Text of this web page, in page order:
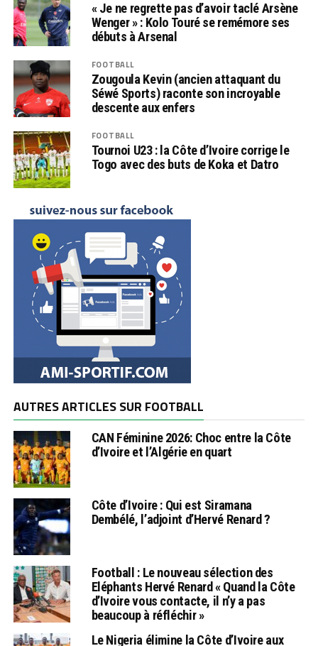
« Je ne regrette pas d’avoir taclé Arsène
Wenger » : Kolo Touré se remémore ses
débuts à Arsenal
FOOTBALL
Zougoula Kevin (ancien attaquant du
Séwé Sports) raconte son incroyable
descente aux enfers
FOOTBALL
Tournoi U23 : la Côte d’Ivoire corrige le
Togo avec des buts de Koka et Datro
AUTRES ARTICLES SUR FOOTBALL
CAN Féminine 2026: Choc entre la Côte
d’Ivoire et l’Algérie en quart
Côte d’Ivoire : Qui est Siramana
Dembélé, l’adjoint d’Hervé Renard ?
Football : Le nouveau sélection des
Eléphants Hervé Renard « Quand la Côte
d’Ivoire vous contacte, il n’y a pas
beaucoup à réfléchir »
Le Nigeria élimine la Côte d’Ivoire aux